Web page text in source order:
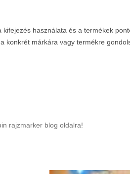
kifejezés használata és a termékek
konkrét márkára vagy termékre
rajzmarker blog oldalra!